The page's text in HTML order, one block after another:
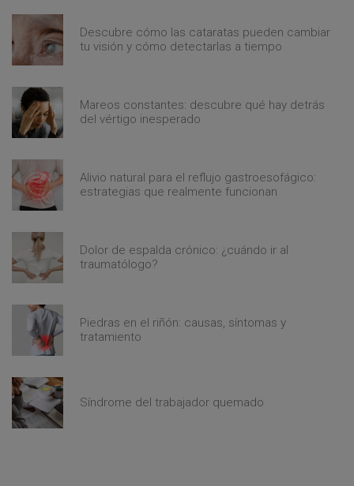
Descubre cómo las cataratas pueden cambiar
tu visión y cómo detectarlas a tiempo
Mareos constantes: descubre qué hay detrás
del vértigo inesperado
Alivio natural para el reflujo gastroesofágico:
estrategias que realmente funcionan
Dolor de espalda crónico: ¿cuándo ir al
traumatólogo?
Piedras en el riñón: causas, síntomas y
tratamiento
Síndrome del trabajador quemado